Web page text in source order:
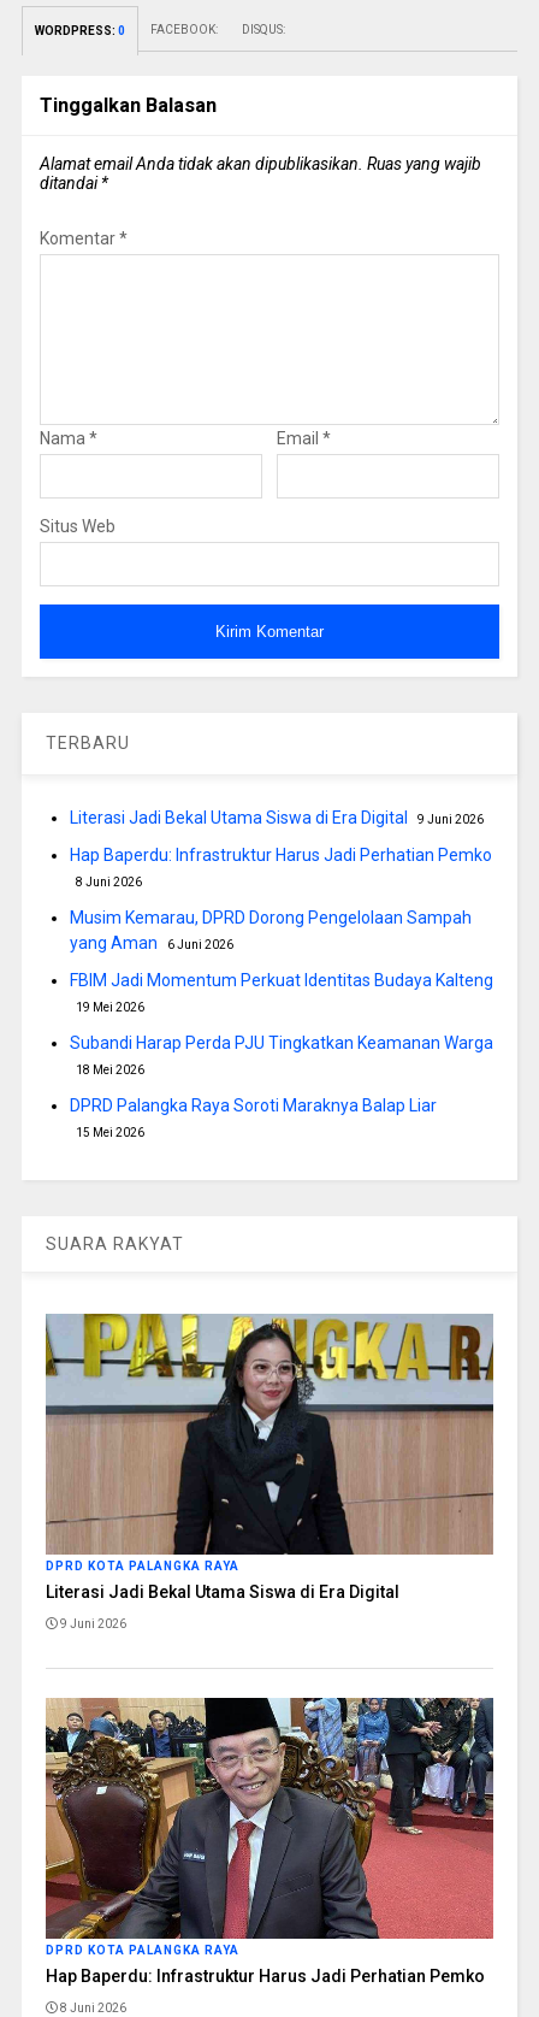
WORDPRESS: 0 FACEBOOK: DISQUS:
Tinggalkan Balasan
Alamat email Anda tidak akan dipublikasikan. Ruas yang wajib
ditandai*
Komentar*
Nama * Email *
Situs Web
TERBARU
Literasi Jadi Bekal Utama Siswa di Era Digital 9 Juni 2026
Hap Baperdu: Infrastruktur Harus Jadi Perhatian Pemko
8 Juni 2026
Musim Kemarau, DPRD Dorong Pengelolaan Sampah
yang Aman
6 Juni 2026
FBIM Jadi Momentum Perkuat Identitas Budaya Kalteng
19 Mei 2026
Subandi Harap Perda PJU Tingkatkan Keamanan Warga
18 Mei 2026
DPRD Palangka Raya Soroti Maraknya Balap Liar
15 Mei 2026
SUARA RAKYAT
DPRD KOTA PALANGKA RAYA
Literasi Jadi Bekal Utama Siswa di Era Digital
9 Juni 2026
DPRD KOTA PALANGKA RAYA
Hap Baperdu: Infrastruktur Harus Jadi Perhatian Pemko
8 Juni 2026